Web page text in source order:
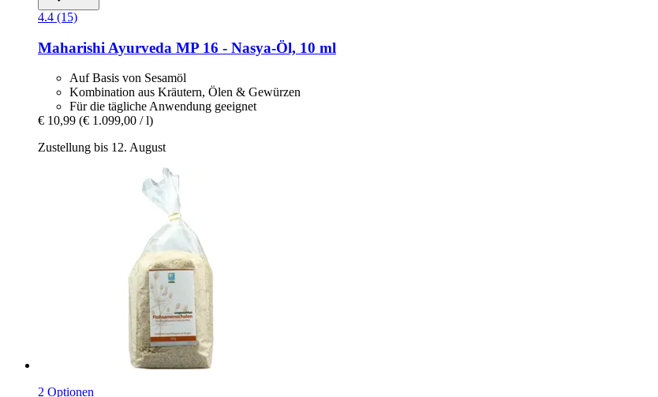
4.4 (15)
Maharishi Ayurveda MP 16 -​ Nasya-​Öl, 10 ml
Auf Basis von Sesamöl
Kombination aus Kräutern, Ölen & Gewürzen
Für die tägliche Anwendung geeignet
€ 10,99 (€ 1.099,00 / l)
Zustellung bis 12. August
2 Optionen